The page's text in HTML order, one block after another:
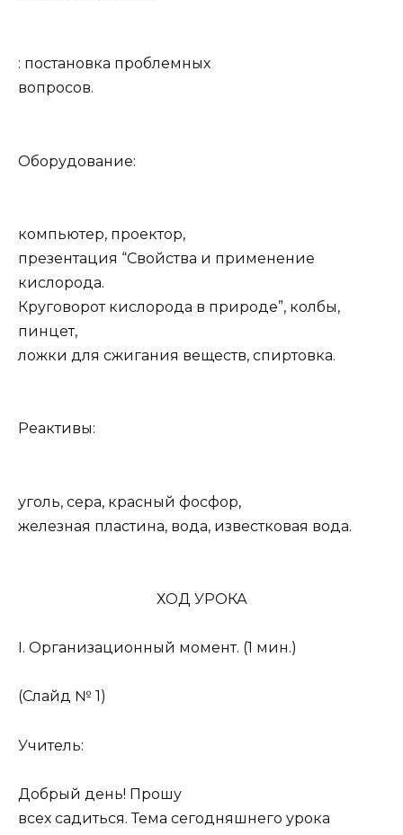
: постановка проблемных
вопросов.
Оборудование:
компьютер, проектор,
презентация “Свойства и применение
кислорода.
Круговорот кислорода в природе”, колбы,
пинцет,
ложки для сжигания веществ, спиртовка.
Реактивы:
уголь, сера, красный фосфор,
железная пластина, вода, известковая вода.
ХОД УРОКА
І. Организационный момент. (1 мин.)
(Слайд № 1)
Учитель:
Добрый день! Прошу
всех садиться. Тема сегодняшнего урока